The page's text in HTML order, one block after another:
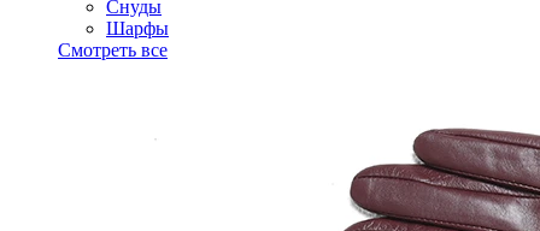
Снуды
Шарфы
Смотреть все